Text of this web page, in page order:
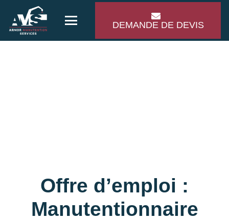
DEMANDE DE DEVIS
Offre d’emploi :
Manutentionnaire